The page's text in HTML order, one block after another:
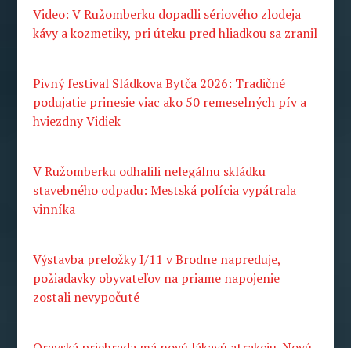
Video: V Ružomberku dopadli sériového zlodeja
kávy a kozmetiky, pri úteku pred hliadkou sa zranil
Pivný festival Sládkova Bytča 2026: Tradičné
podujatie prinesie viac ako 50 remeselných pív a
hviezdny Vidiek
V Ružomberku odhalili nelegálnu skládku
stavebného odpadu: Mestská polícia vypátrala
vinníka
Výstavba preložky I/11 v Brodne napreduje,
požiadavky obyvateľov na priame napojenie
zostali nevypočuté